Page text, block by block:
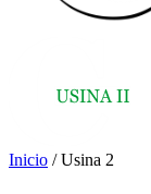
Inicio /Usina 2